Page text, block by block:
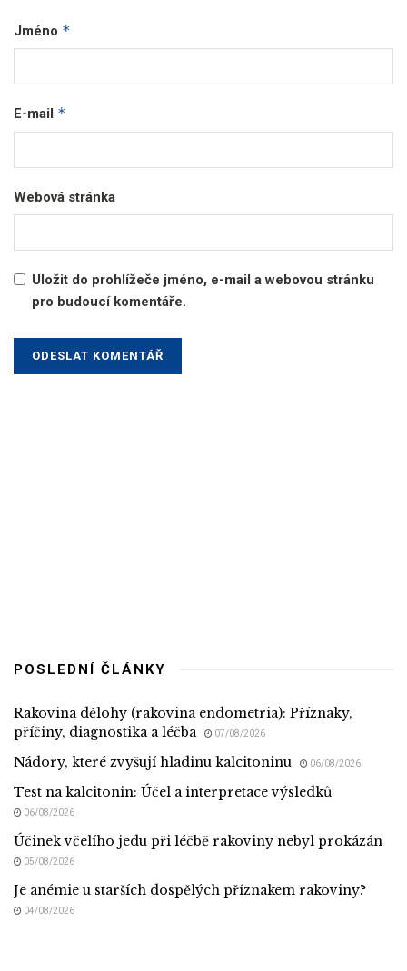
Jméno *
E-mail *
Webová stránka
Uložit do prohlížeče jméno, e-mail a webovou stránku
pro budoucí komentáře.
POSLEDNÍ ČLÁNKY
Rakovina dělohy (rakovina endometria): Příznaky,
příčiny, diagnostika a léčba
07/08/2026
Nádory, které zvyšují hladinu kalcitoninu 06/08/2026
Test na kalcitonin: Účel a interpretace výsledků
06/08/2026
Účinek včelího jedu při léčbě rakoviny nebyl prokázán
05/08/2026
Je anémie u starších dospělých příznakem rakoviny?
04/08/2026